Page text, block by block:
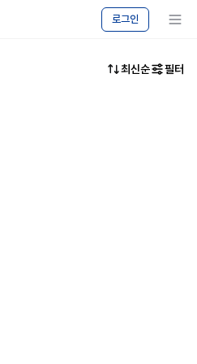
로그인
메뉴 보기
최신순 필터